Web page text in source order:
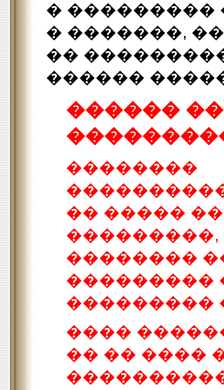
� ���������
� �������,
��
������
������
��������
�� �����
��������
���������
���������
����
�� �� ����